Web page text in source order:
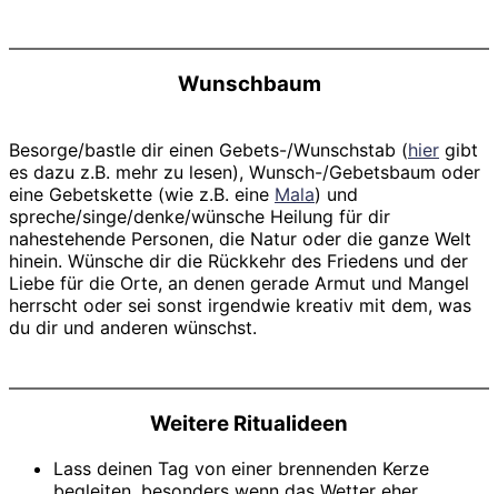
Wunschbaum
Besorge/bastle dir einen Gebets-/Wunschstab (hier gibt
es dazu z.B. mehr zu lesen), Wunsch-/Gebetsbaum oder
eine Gebetskette (wie z.B. eine Mala) und
spreche/singe/denke/wünsche Heilung für dir
nahestehende Personen, die Natur oder die ganze Welt
hinein. Wünsche dir die Rückkehr des Friedens und der
Liebe für die Orte, an denen gerade Armut und Mangel
herrscht oder sei sonst irgendwie kreativ mit dem, was
du dir und anderen wünschst.
Weitere Ritualideen
Lass deinen Tag von einer brennenden Kerze